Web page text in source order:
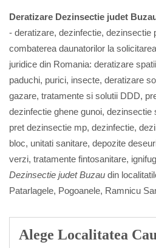
Deratizare Dezinsectie judet
- deratizare, dezinfectie, dezinsectie
combaterea daunatorilor la
juridice din Romania: deratizare
paduchi, purici, insecte, deratizare
gazare, tratamente si solutii DDD,
dezinfectie ghene gunoi, dezinsectie
pret dezinsectie mp, dezinfectie,
bloc, unitati sanitare, depozite
verzi, tratamente fintosanitare,
Dezinsectie judet Buzau din
Patarlagele, Pogoanele, Ramnicu
Alege Localitatea